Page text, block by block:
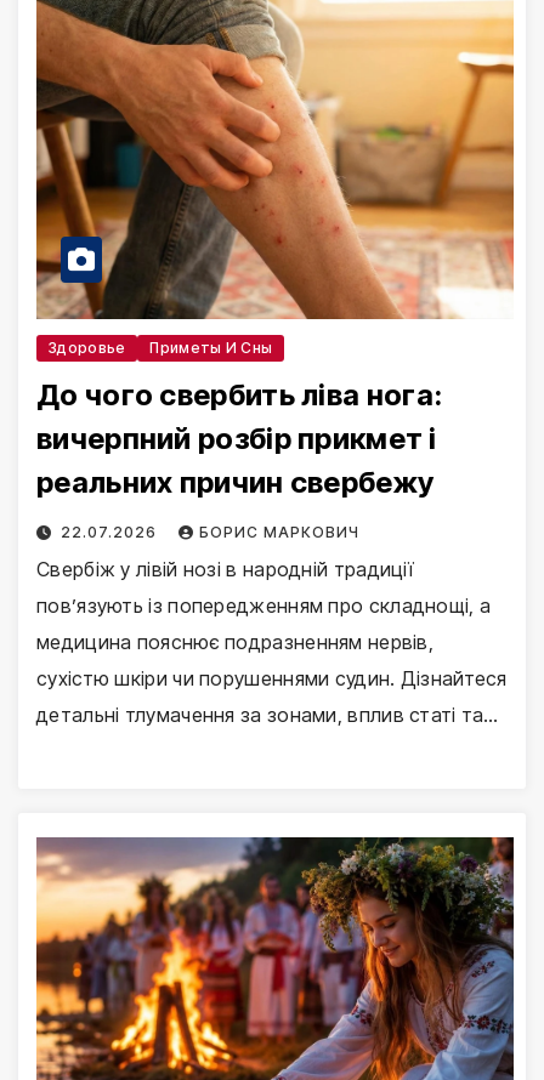
Здоровье Приметы И Сны
До чого свербить ліва нога:
вичерпний розбір прикмет і
реальних причин свербежу
22.07.2026 БОРИС МАРКОВИЧ
Свербіж у лівій нозі в народній традиції
пов’язують із попередженням про складнощі, а
медицина пояснює подразненням нервів,
сухістю шкіри чи порушеннями судин. Дізнайтеся
детальні тлумачення за зонами, вплив статі та…